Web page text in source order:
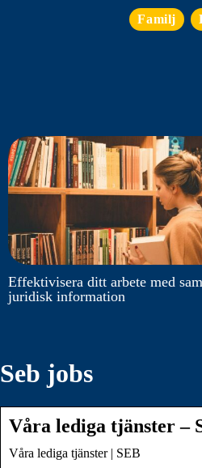
Familj
Effektivisera ditt arbete med
juridisk information
Seb jobs
Våra lediga tjänster –
Våra lediga tjänster | SEB